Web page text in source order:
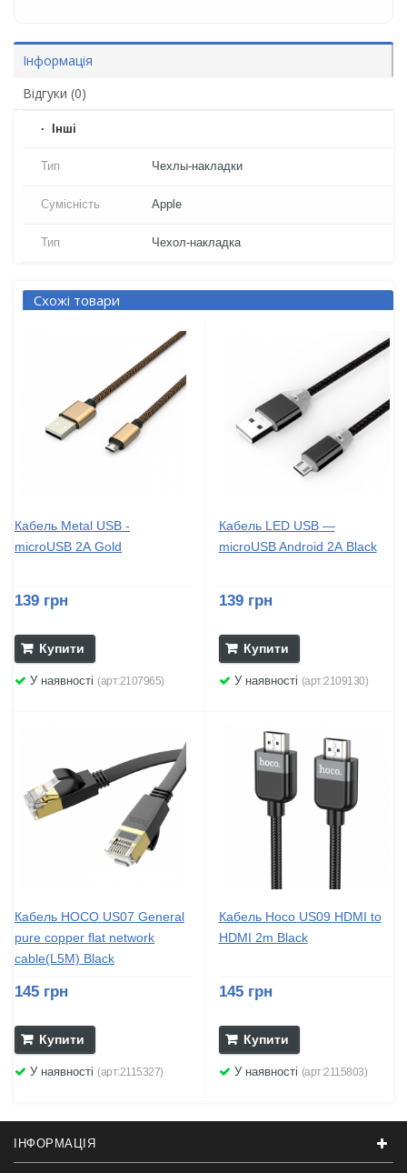
Інформація
Відгуки (0)
Iнші
Тип Чехлы-накладки
Сумісність Apple
Тип Чехол-накладка
Схожі товари
Кабель Metal USB -
microUSB 2А Gold
139 грн
Купити
У наявності (арт:2107965)
Кабель LED USB —
microUSB Android 2А Black
139 грн
Купити
У наявності (арт:2109130)
Кабель HOCO US07 General
pure copper flat network
cable(L5M) Black
145 грн
Купити
У наявності (арт:2115327)
Кабель Hoco US09 HDMI to
HDMI 2m Black
145 грн
Купити
У наявності (арт:2115803)
ІНФОРМАЦІЯ